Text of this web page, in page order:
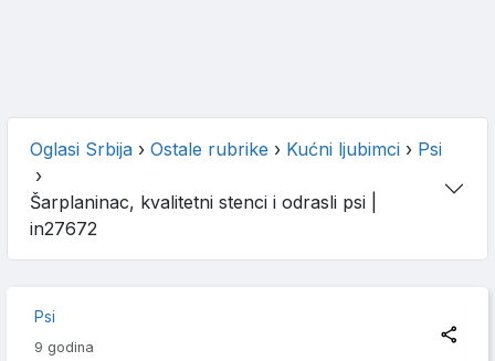
Oglasi Srbija › Ostale rubrike › Kućni ljubimci › Psi
›
Šarplaninac, kvalitetni stenci i odrasli psi
in27672
Psi
9 godina